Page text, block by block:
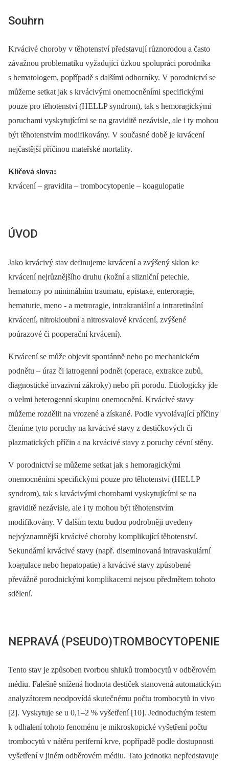
Souhrn
Krvácivé choroby v těhotenství představují různorodou a často
závažnou problematiku vyžadující úzkou spolupráci porodníka
s hematologem, popřípadě s dalšími odborníky. V porodnictví se
můžeme setkat jak s krvácivými onemocněními specifickými
pouze pro těhotenství (HELLP syndrom), tak s hemoragickými
poruchami vyskytujícími se na graviditě nezávisle, ale i ty mohou
být těhotenstvím modifikovány. V současné době je krvácení
nejčastější příčinou mateřské mortality.
Klíčová slova:
krvácení –⁠ gravidita –⁠ trombocytopenie –⁠ koagulopatie
ÚVOD
Jako krvácivý stav definujeme krvácení a zvýšený sklon ke
krvácení nejrůznějšího druhu (kožní a slizniční petechie,
hematomy po minimálním traumatu, epistaxe, enteroragie,
hematurie, meno -⁠ a metroragie, intrakraniální a intraretinální
krvácení, nitrokloubní a nitrosvalové krvácení, zvýšené
poúrazové či pooperační krvácení).
Krvácení se může objevit spontánně nebo po mechanickém
podnětu –⁠ úraz či iatrogenní podnět (operace, extrakce zubů,
diagnostické invazivní zákroky) nebo při porodu. Etiologicky jde
o velmi heterogenní skupinu onemocnění. Krvácivé stavy
můžeme rozdělit na vrozené a získané. Podle vyvolávající příčiny
členíme tyto poruchy na krvácivé stavy z destičkových či
plazmatických příčin a na krvácivé stavy z poruchy cévní stěny.
V porodnictví se můžeme setkat jak s hemoragickými
onemocněními specifickými pouze pro těhotenství (HELLP
syndrom), tak s krvácivými chorobami vyskytujícími se na
graviditě nezávisle, ale i ty mohou být těhotenstvím
modifikovány. V dalším textu budou podrobněji uvedeny
nejvýznamnější krvácivé choroby komplikující těhotenství.
Sekundární krvácivé stavy (např. diseminovaná intravaskulární
koagulace nebo hepatopatie) a krvácivé stavy způsobené
převážně porodnickými komplikacemi nejsou předmětem tohoto
sdělení.
NEPRAVÁ (PSEUDO)TROMBOCYTOPENIE
Tento stav je způsoben tvorbou shluků trombocytů v odběrovém
médiu. Falešně snížená hodnota destiček stanovená automatickým
analyzátorem neodpovídá skutečnému počtu trombocytů in vivo
[2]. Vyskytuje se u 0,1–2 % vyšetření [10]. Jednoduchým testem
k odhalení tohoto fenoménu je mikroskopické vyšetření počtu
trombocytů v nátěru periferní krve, popřípadě podle dostupnosti
vyšetření v jiném odběrovém médiu. Tato jednotka nepředstavuje